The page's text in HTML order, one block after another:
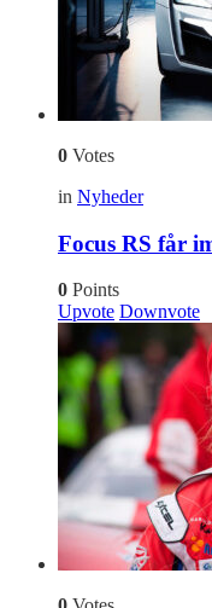
0 Votes
in Nyheder
Focus RS får
0 Points
Upvote Downvote